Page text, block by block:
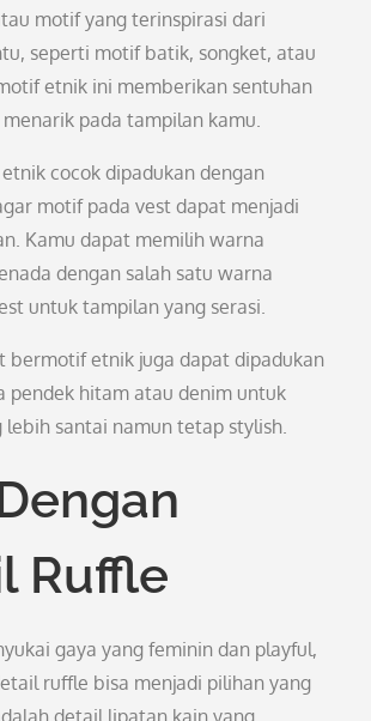
motif yang terinspirasi dari
seperti motif batik, songket, atau
etnik ini memberikan sentuhan
pada tampilan kamu.
cocok dipadukan dengan
motif pada vest dapat menjadi
Kamu dapat memilih warna
dengan salah satu warna
untuk tampilan yang serasi.
bermotif etnik juga dapat dipadukan
pendek hitam atau denim untuk
lebih santai namun tetap stylish.
Ruffle
gaya yang feminin dan playful,
ruffle bisa menjadi pilihan yang
detail lipatan kain yang